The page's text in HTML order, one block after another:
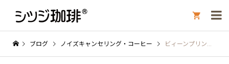

ブログ ノイズキャンセリング・コーヒー ビィーンプリント・テクノロジー™︎